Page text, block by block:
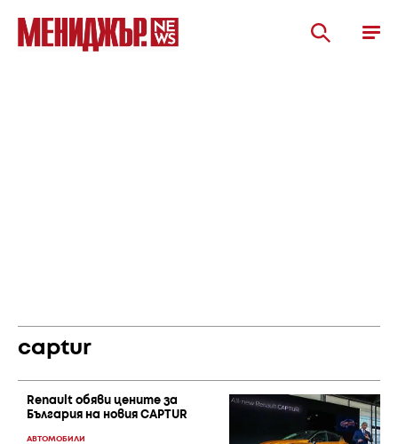
captur
Renault обяви цените за
България на новия CAPTUR
АВТОМОБИЛИ